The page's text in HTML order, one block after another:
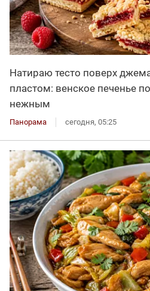
Натираю тесто поверх
пластом: венское печенье
нежным
Панорама сегодня, 05:25